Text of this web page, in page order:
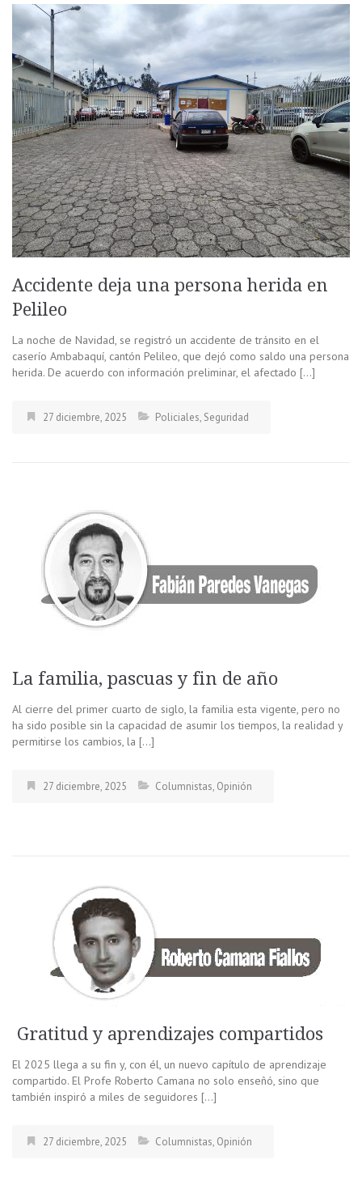
Accidente deja una persona herida en
Pelileo
La noche de Navidad, se registró un accidente de tránsito en el
caserío Ambabaquí, cantón Pelileo, que dejó como saldo una persona
herida. De acuerdo con información preliminar, el afectado […]
27 diciembre, 2025 Policiales, Seguridad
La familia, pascuas y fin de año
Al cierre del primer cuarto de siglo, la familia esta vigente, pero no
ha sido posible sin la capacidad de asumir los tiempos, la realidad y
permitirse los cambios, la […]
27 diciembre, 2025 Columnistas, Opinión
Gratitud y aprendizajes compartidos
El 2025 llega a su fin y, con él, un nuevo capítulo de aprendizaje
compartido. El Profe Roberto Camana no solo enseñó, sino que
también inspiró a miles de seguidores […]
27 diciembre, 2025 Columnistas, Opinión